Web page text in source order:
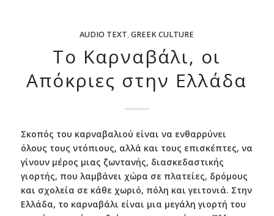
AUDIO TEXT,GREEK CULTURE
Το Καρναβάλι, οι
Απόκριες στην Ελλάδα
Σκοπός του καρναβαλιού είναι να ενθαρρύνει
όλους τους ντόπιους, αλλά και τους επισκέπτες, να
γίνουν μέρος μιας ζωντανής, διασκεδαστικής
γιορτής, που λαμβάνει χώρα σε πλατείες, δρόμους
και σχολεία σε κάθε χωριό, πόλη και γειτονιά. Στην
Ελλάδα, το καρναβάλι είναι μια μεγάλη γιορτή του